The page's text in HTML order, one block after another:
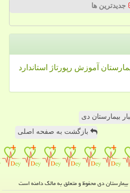
جدیدترین ها
آموزش رپورتاژ
استاندارد
بیمارستان دی
بازگشت به صفحه اصلی